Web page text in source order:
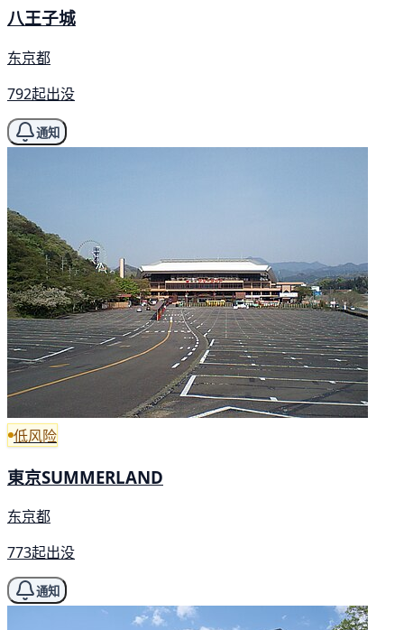
八王子城
东京都
792起出没
通知
低风险
東京SUMMERLAND
东京都
773起出没
通知